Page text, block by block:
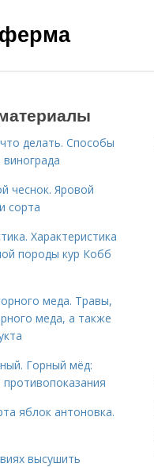
делать. Способы
винограда
чеснок. Яровой
сорта
Характеристика
породы кур Кобб
меда. Травы,
меда, а также
Горный мёд:
яблок антоновка.
высушить